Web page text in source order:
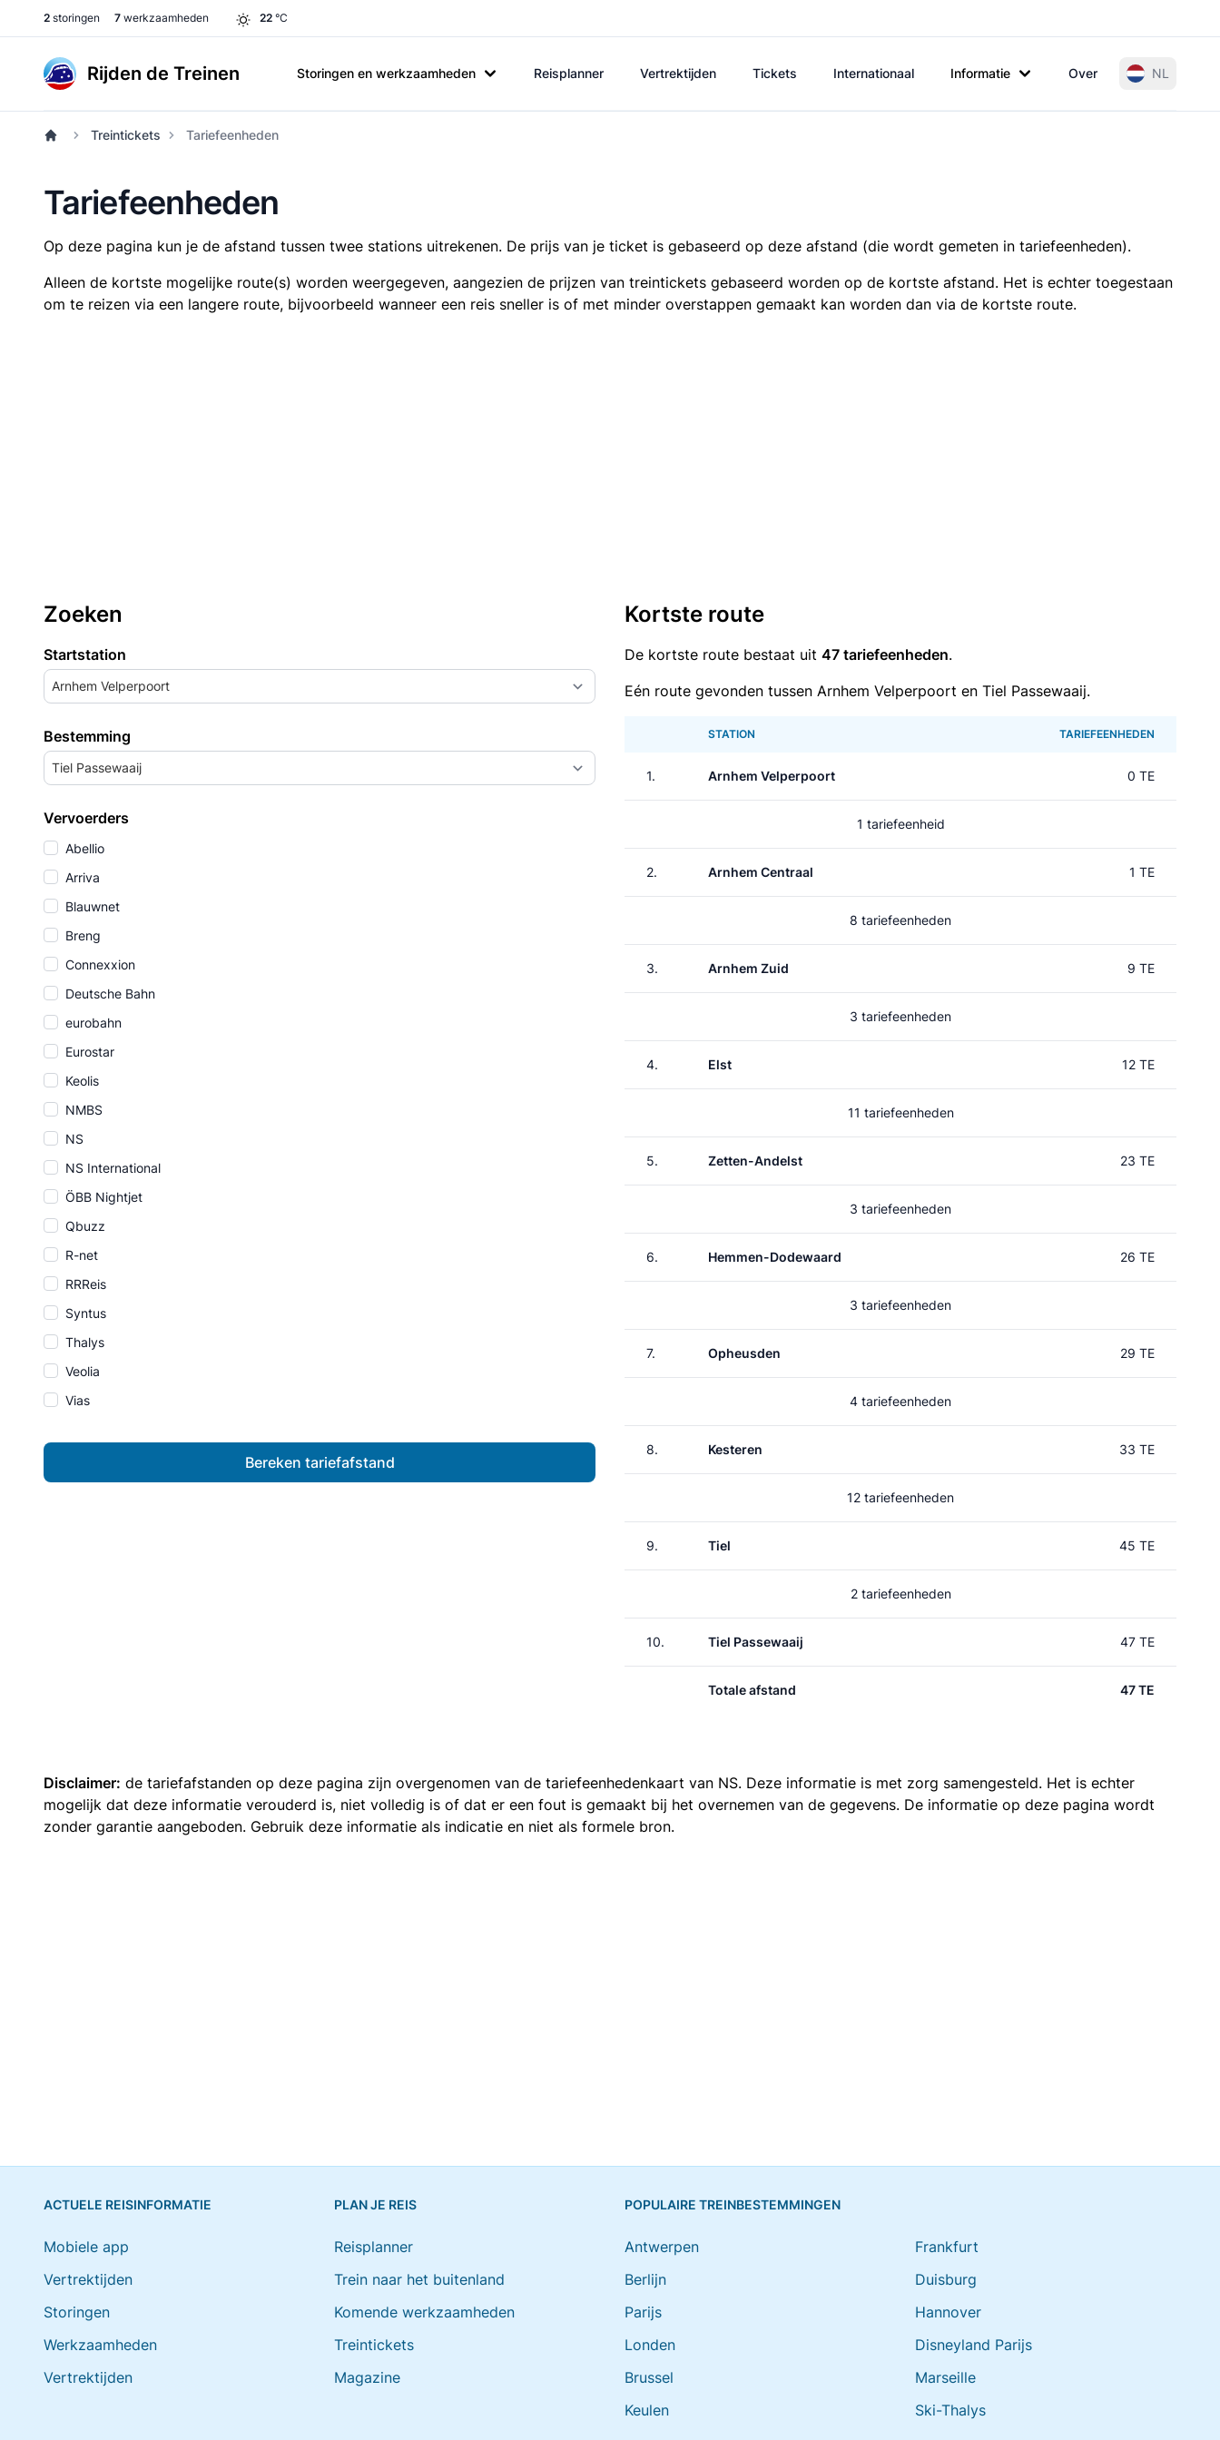
2 storingen 7 werkzaamheden 22 °C
Rijden de Treinen Storingen en werkzaamheden Reisplanner Vertrektijden Tickets Internationaal Informatie Over NL
Treintickets Tariefeenheden
Tariefeenheden
Op deze pagina kun je de afstand tussen twee stations uitrekenen. De prijs van je ticket is gebaseerd op deze afstand (die wordt gemeten in tariefeenheden).
Alleen de kortste mogelijke route(s) worden weergegeven, aangezien de prijzen van treintickets gebaseerd worden op de kortste afstand. Het is echter toegestaan
om te reizen via een langere route, bijvoorbeeld wanneer een reis sneller is of met minder overstappen gemaakt kan worden dan via de kortste route.
Zoeken
Startstation
Arnhem Velperpoort
Bestemming
Tiel Passewaaij
Vervoerders
Abellio
Arriva
Blauwnet
Breng
Connexxion
Deutsche Bahn
eurobahn
Eurostar
Keolis
NMBS
NS
NS International
ÖBB Nightjet
Qbuzz
R-net
RRReis
Syntus
Thalys
Veolia
Vias
Bereken tariefafstand
Kortste route
De kortste route bestaat uit 47 tariefeenheden.
Eén route gevonden tussen Arnhem Velperpoort en Tiel Passewaaij.
STATION TARIEFEENHEDEN
1. Arnhem Velperpoort 0 TE
1 tariefeenheid
2. Arnhem Centraal 1 TE
8 tariefeenheden
3. Arnhem Zuid 9 TE
3 tariefeenheden
4. Elst 12 TE
11 tariefeenheden
5. Zetten-Andelst 23 TE
3 tariefeenheden
6. Hemmen-Dodewaard 26 TE
3 tariefeenheden
7. Opheusden 29 TE
4 tariefeenheden
8. Kesteren 33 TE
12 tariefeenheden
9. Tiel 45 TE
2 tariefeenheden
10. Tiel Passewaaij 47 TE
Totale afstand 47 TE
Disclaimer: de tariefafstanden op deze pagina zijn overgenomen van de tariefeenhedenkaart van NS. Deze informatie is met zorg samengesteld. Het is echter
mogelijk dat deze informatie verouderd is, niet volledig is of dat er een fout is gemaakt bij het overnemen van de gegevens. De informatie op deze pagina wordt
zonder garantie aangeboden. Gebruik deze informatie als indicatie en niet als formele bron.
ACTUELE REISINFORMATIE
Mobiele app
Vertrektijden
Storingen
Werkzaamheden
Vertrektijden
PLAN JE REIS
Reisplanner
Trein naar het buitenland
Komende werkzaamheden
Treintickets
Magazine
POPULAIRE TREINBESTEMMINGEN
Antwerpen
Berlijn
Parijs
Londen
Brussel
Keulen
Frankfurt
Duisburg
Hannover
Disneyland Parijs
Marseille
Ski-Thalys